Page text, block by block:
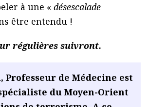
à une « désescalade
être entendu !
régulières suivront.
Professeur de Médecine est
du Moyen-Orient